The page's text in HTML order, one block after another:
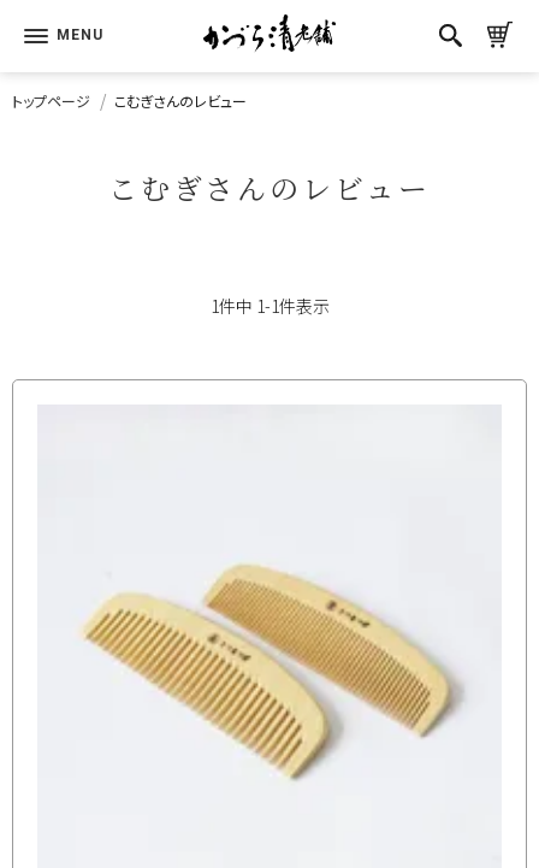
トップページ こむぎさんのレビュー
こむぎさんのレビュー
1件中 1-1件表示